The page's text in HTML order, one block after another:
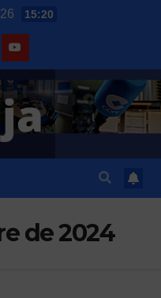
15:20
de 2024